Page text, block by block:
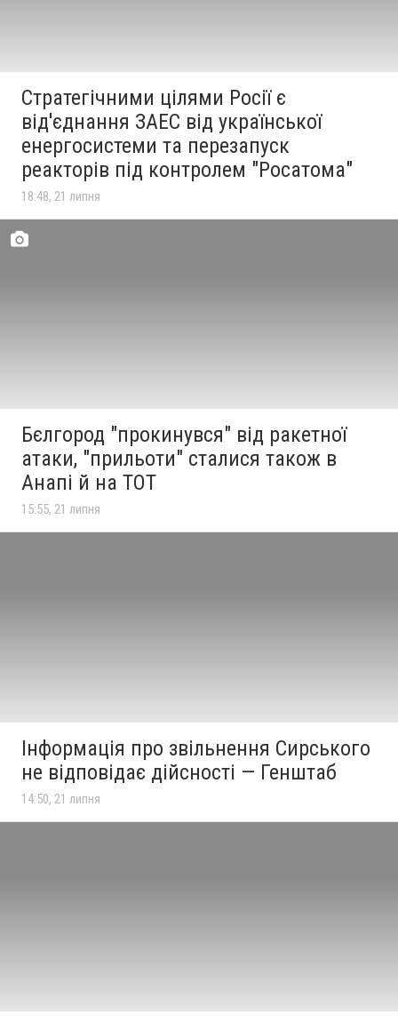
Стратегічними цілями Росії є
від'єднання ЗАЕС від української
енергосистеми та перезапуск
реакторів під контролем "Росатома"
18:48, 21 липня
Бєлгород "прокинувся" від ракетної
атаки, "прильоти" сталися також в
Анапі й на ТОТ
15:55, 21 липня
Інформація про звільнення Сирського
не відповідає дійсності — Генштаб
14:50, 21 липня